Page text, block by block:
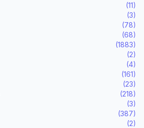
(11)
(3)
(78)
(68)
(1883)
(2)
(4)
(161)
(23)
(218)
(3)
(387)
(2)